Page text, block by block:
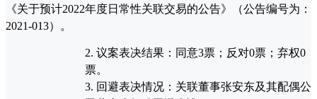
《关于预计2022年度日常性关联交易的公告》（公告编号为：
2021-013）。
2. 议案表决结果：同意3票；反对0票；弃权0
票。
3. 回避表决情况：关联董事张安东及其配偶公